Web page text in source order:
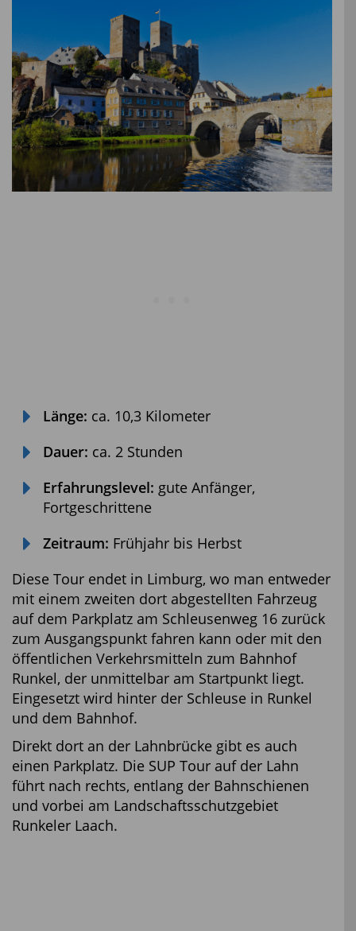
Länge: ca. 10,3 Kilometer
Dauer: ca. 2 Stunden
Erfahrungslevel: gute Anfänger,
Fortgeschrittene
Zeitraum: Frühjahr bis Herbst
Diese Tour endet in Limburg, wo man entweder
mit einem zweiten dort abgestellten Fahrzeug
auf dem Parkplatz am Schleusenweg 16 zurück
zum Ausgangspunkt fahren kann oder mit den
öffentlichen Verkehrsmitteln zum Bahnhof
Runkel, der unmittelbar am Startpunkt liegt.
Eingesetzt wird hinter der Schleuse in Runkel
und dem Bahnhof.
Direkt dort an der Lahnbrücke gibt es auch
einen Parkplatz. Die SUP Tour auf der Lahn
führt nach rechts, entlang der Bahnschienen
und vorbei am Landschaftsschutzgebiet
Runkeler Laach.